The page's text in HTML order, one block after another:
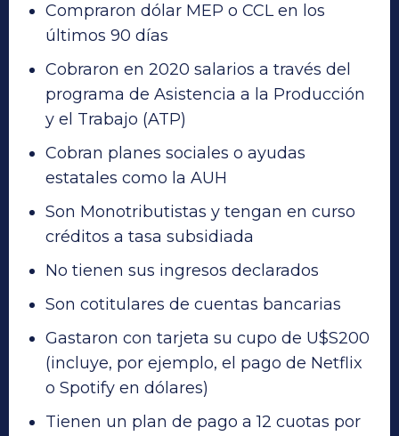
Compraron dólar MEP o CCL en los
últimos 90 días
Cobraron en 2020 salarios a través del
programa de Asistencia a la Producción
y el Trabajo (ATP)
Cobran planes sociales o ayudas
estatales como la AUH
Son Monotributistas y tengan en curso
créditos a tasa subsidiada
No tienen sus ingresos declarados
Son cotitulares de cuentas bancarias
Gastaron con tarjeta su cupo de U$S200
(incluye, por ejemplo, el pago de Netflix
o Spotify en dólares)
Tienen un plan de pago a 12 cuotas por